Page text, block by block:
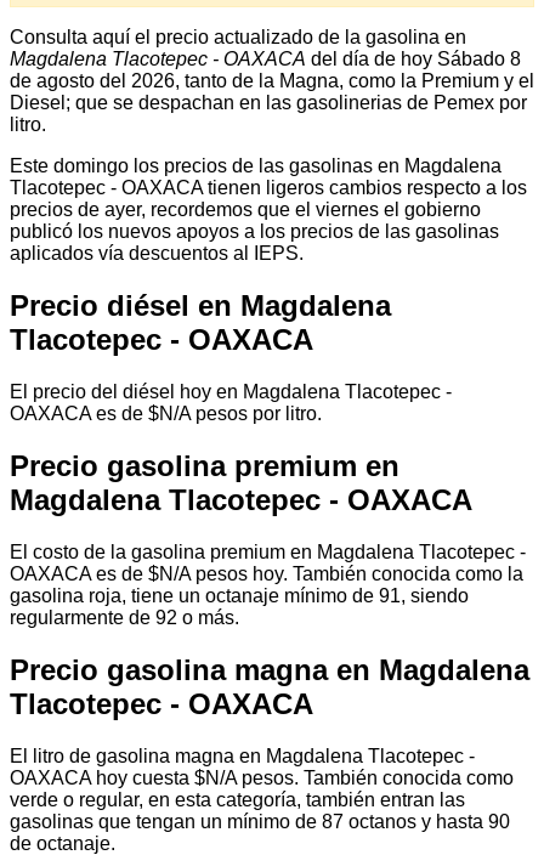
Consulta aquí el precio actualizado de la gasolina en
Magdalena Tlacotepec - OAXACA del día de hoy Sábado 8
de agosto del 2026, tanto de la Magna, como la Premium y el
Diesel; que se despachan en las gasolinerias de Pemex por
litro.
Este domingo los precios de las gasolinas en Magdalena
Tlacotepec - OAXACA tienen ligeros cambios respecto a los
precios de ayer, recordemos que el viernes el gobierno
publicó los nuevos apoyos a los precios de las gasolinas
aplicados vía descuentos al IEPS.
Precio diésel en Magdalena
Tlacotepec - OAXACA
El precio del diésel hoy en Magdalena Tlacotepec -
OAXACA es de $N/A pesos por litro.
Precio gasolina premium en
Magdalena Tlacotepec - OAXACA
El costo de la gasolina premium en Magdalena Tlacotepec -
OAXACA es de $N/A pesos hoy. También conocida como la
gasolina roja, tiene un octanaje mínimo de 91, siendo
regularmente de 92 o más.
Precio gasolina magna en Magdalena
Tlacotepec - OAXACA
El litro de gasolina magna en Magdalena Tlacotepec -
OAXACA hoy cuesta $N/A pesos. También conocida como
verde o regular, en esta categoría, también entran las
gasolinas que tengan un mínimo de 87 octanos y hasta 90
de octanaje.